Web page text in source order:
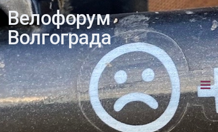
Велофорум
Волгограда